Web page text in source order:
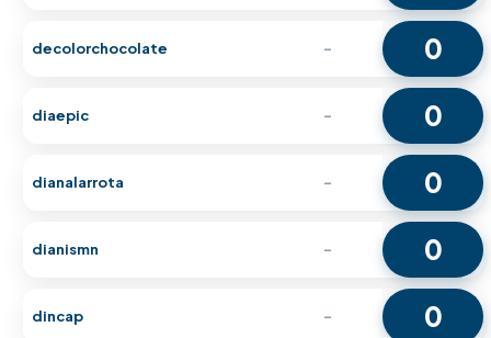
decolorchocolate - 0
diaepic - 0
dianalarrota - 0
dianismn - 0
dincap - 0